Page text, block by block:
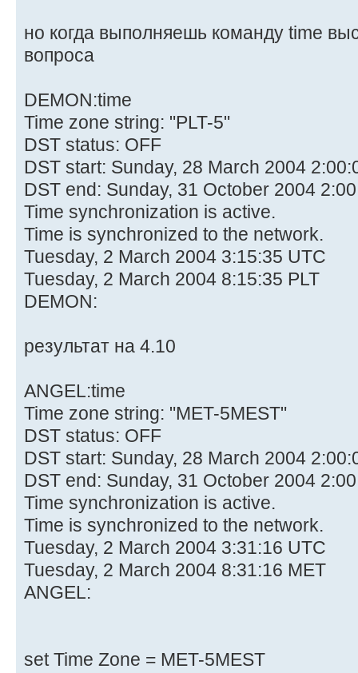
но когда выполняешь команду time
вопроса
DEMON:time
Time zone string: "PLT-5"
DST status: OFF
DST start: Sunday, 28 March 2004
DST end: Sunday, 31 October 2004
Time synchronization is active.
Time is synchronized to the network.
Tuesday, 2 March 2004 3:15:35 UTC
Tuesday, 2 March 2004 8:15:35 PLT
DEMON:
результат на 4.10
ANGEL:time
Time zone string: "MET-5MEST"
DST status: OFF
DST start: Sunday, 28 March 2004
DST end: Sunday, 31 October 2004
Time synchronization is active.
Time is synchronized to the network.
Tuesday, 2 March 2004 3:31:16 UTC
Tuesday, 2 March 2004 8:31:16 MET
ANGEL:
set Time Zone = MET-5MEST